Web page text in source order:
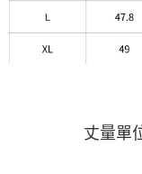
丈量單